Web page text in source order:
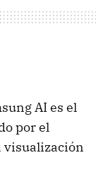
AI es el
por el
visualización